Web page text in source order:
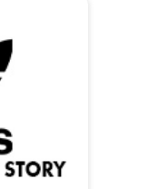
de loop der
Laten we